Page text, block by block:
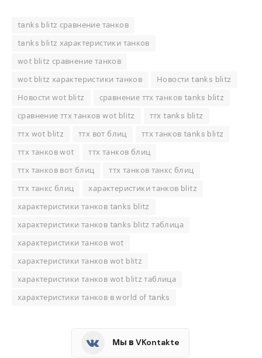
tanks blitz сравнение танков
tanks blitz характеристики танков
wot blitz сравнение танков
wot blitz характеристики танков
Новости tanks blitz
Новости wot blitz
сравнение ттх танков tanks blitz
сравнение ттх танков wot blitz
ттх tanks blitz
ттх wot blitz
ттх вот блиц
ттх танков tanks blitz
ттх танков wot
ттх танков блиц
ттх танков вот блиц
ттх танков танкс блиц
ттх танкс блиц
характеристики танков blitz
характеристики танков tanks blitz
характеристики танков tanks blitz таблица
характеристики танков wot
характеристики танков wot blitz
характеристики танков wot blitz таблица
характеристики танков в world of tanks
Мы в VKontakte